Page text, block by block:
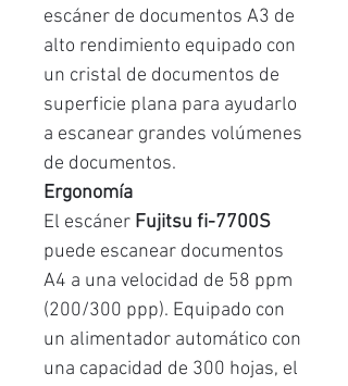
escáner de documentos A3 de
alto rendimiento equipado con
un cristal de documentos de
superficie plana para ayudarlo
a escanear grandes volúmenes
de documentos.
Ergonomía
El escáner Fujitsu fi-7700S
puede escanear documentos
A4 a una velocidad de 58 ppm
(200/300 ppp). Equipado con
un alimentador automático con
una capacidad de 300 hojas, el